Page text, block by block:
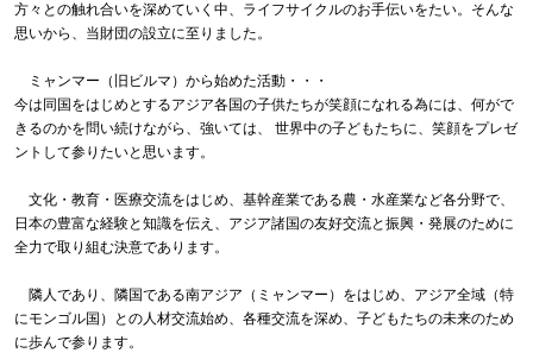
方々との触れ合いを深めていく中、ライフサイクルのお手伝いをたい。そんな
思いから、当財団の設立に至りました。
ミャンマー（旧ビルマ）から始めた活動・・・
今は同国をはじめとするアジア各国の子供たちが笑顔になれる為には、何がで
きるのかを問い続けながら、強いては、 世界中の子どもたちに、笑顔をプレゼ
ントして参りたいと思います。
文化・教育・医療交流をはじめ、基幹産業である農・水産業など各分野で、
日本の豊富な経験と知識を伝え、アジア諸国の友好交流と振興・発展のために
全力で取り組む決意であります。
隣人であり、隣国である南アジア（ミャンマー）をはじめ、アジア全域（特
にモンゴル国）との人材交流始め、各種交流を深め、子どもたちの未来のため
に歩んで参ります。